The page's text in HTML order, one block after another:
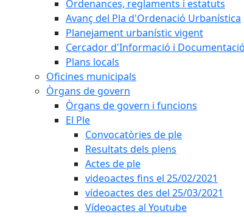
Ordenances, reglaments i estatuts
Avanç del Pla d'Ordenació Urbanística
Planejament urbanístic vigent
Cercador d'Informació i
Plans locals
Oficines municipals
Òrgans de govern
Òrgans de govern i funcions
El Ple
Convocatòries de ple
Resultats dels plens
Actes de ple
videoactes fins el 25/02/2021
vídeoactes des del 25/03/2021
Vídeoactes al Youtube